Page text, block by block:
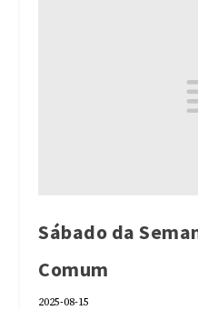
Sábado da
Comum
2025-08-15